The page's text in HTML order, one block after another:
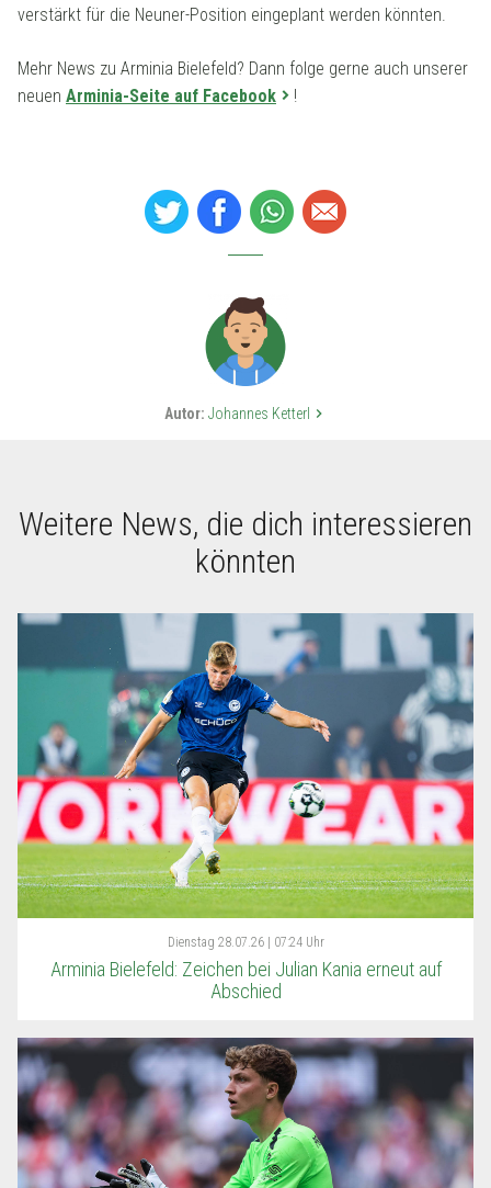
verstärkt für die Neuner-Position eingeplant werden könnten.
Mehr News zu Arminia Bielefeld? Dann folge gerne auch unserer
neuen Arminia-Seite auf Facebook !
Autor: Johannes Ketterl keyboard_arrow_right
Weitere News, die dich interessieren
könnten
Dienstag 28.07.26 | 07:24 Uhr
Arminia Bielefeld: Zeichen bei Julian Kania erneut auf
Abschied